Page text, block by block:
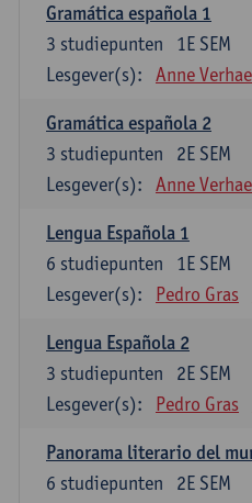
Gramática española 1
1E SEM
3 studiepunten
Lesgever(s):
Anne
Gramática española 2
2E SEM
3 studiepunten
Lesgever(s):
Anne
Lengua Española 1
1E SEM
6 studiepunten
Lesgever(s):
Pedro Gras
Lengua Española 2
2E SEM
3 studiepunten
Lesgever(s):
Pedro Gras
Panorama literario del
2E SEM
6 studiepunten